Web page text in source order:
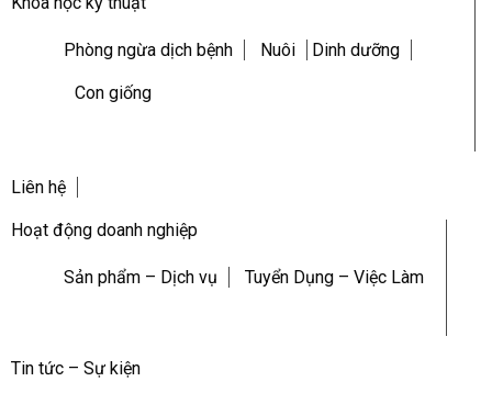
Phòng ngừa dịch bệnh Nuôi Dinh dưỡng
Con giống
Liên hệ
Hoạt động doanh nghiệp
Sản phẩm – Dịch vụ Tuyển Dụng – Việc Làm
Tin tức – Sự kiện